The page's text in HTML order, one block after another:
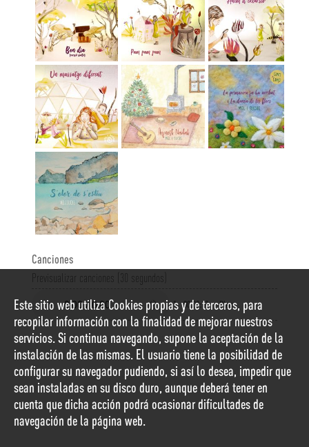
Canciones
Previsualizar canciones (30 segundos)
1 00:03:18 Blau
Este sitio web utiliza Cookies propias y de terceros, para
recopilar información con la finalidad de mejorar nuestros
servicios. Si continua navegando, supone la aceptación de la
instalación de las mismas. El usuario tiene la posibilidad de
configurar su navegador pudiendo, si así lo desea, impedir que
sean instaladas en su disco duro, aunque deberá tener en
cuenta que dicha acción podrá ocasionar dificultades de
navegación de la página web.